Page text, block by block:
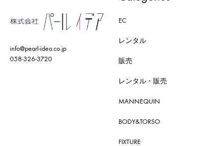
info@pearl-idea.co.jp
058-326-3720
EC
レンタル
販売
レンタル・販売
MANNEQUIN
BODY&TORSO
FIXTURE